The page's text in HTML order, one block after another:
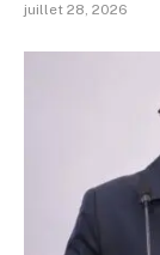
juillet 28, 2026